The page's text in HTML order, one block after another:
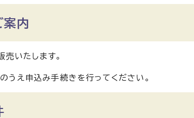
案内
売いたします。
うえ申込み手続きを行ってください。